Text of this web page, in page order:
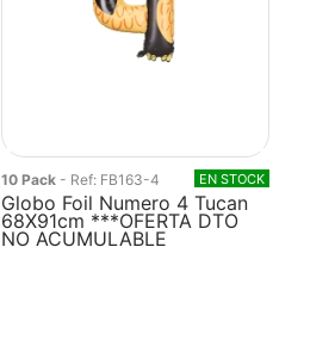
10 Pack - Ref: FB163-4 EN STOCK
Globo Foil Numero 4 Tucan
68X91cm ***OFERTA DTO
NO ACUMULABLE